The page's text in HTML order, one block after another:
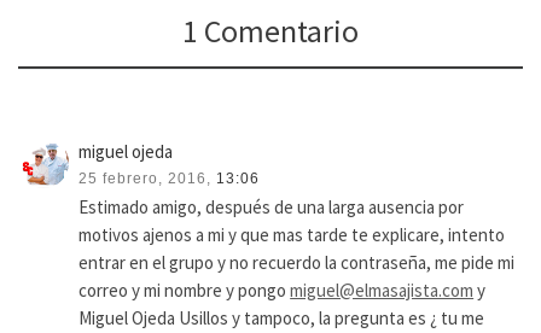
1 Comentario
miguel ojeda
25 febrero, 2016, 13:06
Estimado amigo, después de una larga ausencia por
motivos ajenos a mi y que mas tarde te explicare, intento
entrar en el grupo y no recuerdo la contraseña, me pide mi
correo y mi nombre y pongomiguel@elmasajista.com y
Miguel Ojeda Usillos y tampoco, la pregunta es ¿ tu me